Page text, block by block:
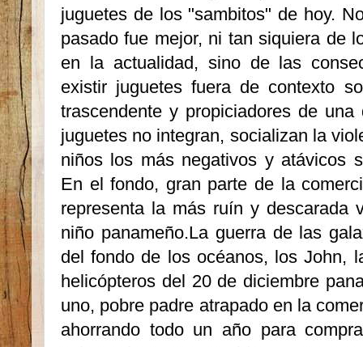
juguetes de los "sambitos" de hoy.
pasado fue mejor, ni tan siquiera de
en la actualidad, sino de las
existir juguetes fuera de contexto
trascendente y propiciadores de
juguetes no integran, socializan la
niños los más negativos y atávicos
En el fondo, gran parte de la
representa la más ruín y descarada
niño panameño.La guerra de las
del fondo de los océanos, los John,
helicópte­ros del 20 de diciembre
uno, pobre padre atrapado en la
ahorrando todo un año para